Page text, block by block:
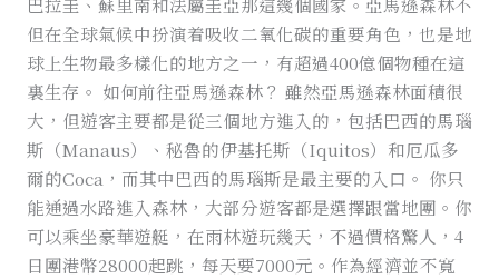
但在全球氣候中扮演着吸收二氧化碳的重要角色，也是地
球上生物最多樣化的地方之一，有超過400億個物種在這
裏生存。 如何前往亞馬遜森林？ 雖然亞馬遜森林面積很
大，但遊客主要都是從三個地方進入的，包括巴西的馬瑙
斯（Manaus）、秘魯的伊基托斯（Iquitos）和厄瓜多
爾的Coca，而其中巴西的馬瑙斯是最主要的入口。 你只
能通過水路進入森林，大部分遊客都是選擇跟當地團。你
可以乘坐豪華遊艇，在雨林遊玩幾天，不過價格驚人，4
日團港幣28000起跳，每天要7000元。作為經濟並不寬
帶
雨
林，
體
驗
原
始
生
活！